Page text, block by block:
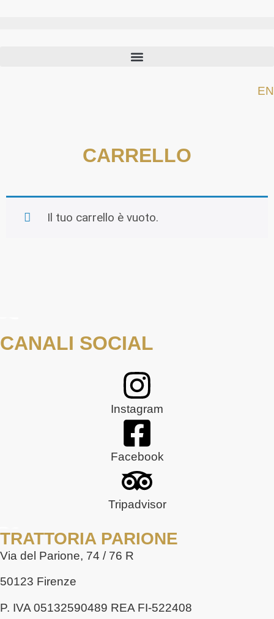
EN
CARRELLO
Il tuo carrello è vuoto.
CANALI SOCIAL
Instagram
Facebook
Tripadvisor
TRATTORIA PARIONE
Via del Parione, 74 / 76 R
50123 Firenze
P. IVA 05132590489 REA FI-522408